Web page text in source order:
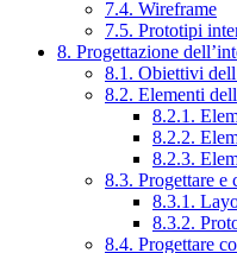
7.4. Wireframe
7.5. Prototipi
8. Progettazione
8.1. Obiettivi
8.2. Elementi
8.2.1.
8.2.2.
8.2.3.
8.3. Progettare e
8.3.1.
8.3.2.
8.4. Progettare